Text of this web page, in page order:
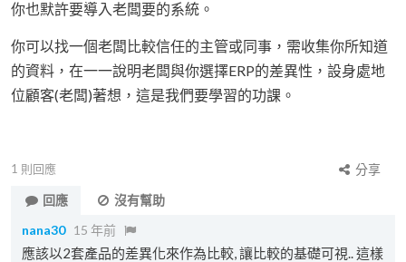
你也默許要導入老闆要的系統。
你可以找一個老闆比較信任的主管或同事，需收集你所知道
的資料，在一一說明老闆與你選擇ERP的差異性，設身處地
位顧客(老闆)著想，這是我們要學習的功課。
1 則回應
分享
回應
沒有幫助
nana30 15 年前
應該以2套產品的差異化來作為比較, 讓比較的基礎可視.. 這樣